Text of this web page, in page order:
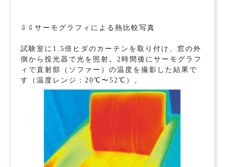
⇩⇩サーモグラフィによる熱比較写真
試験室に1.5倍ヒダのカーテンを取り付け、窓の外
側から投光器で光を照射。2時間後にサーモグラフ
ィで直射部（ソファー）の温度を撮影した結果で
す（温度レンジ：20℃〜52℃）。